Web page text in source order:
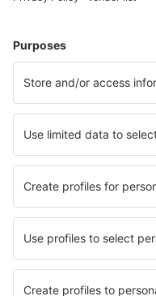
Die besten Unterkünfte -
Unterkunft in Sant Pau
Unterkunft in Kennesaw
Unterkunft in Belle Plaine
Unterkunft in Partizanii
Die besten Unterkünfte -